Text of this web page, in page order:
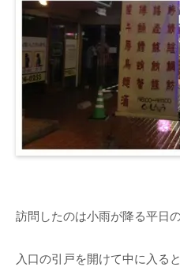
訪問したのは小雨が降る平日の
入口の引戸を開けて中に入る